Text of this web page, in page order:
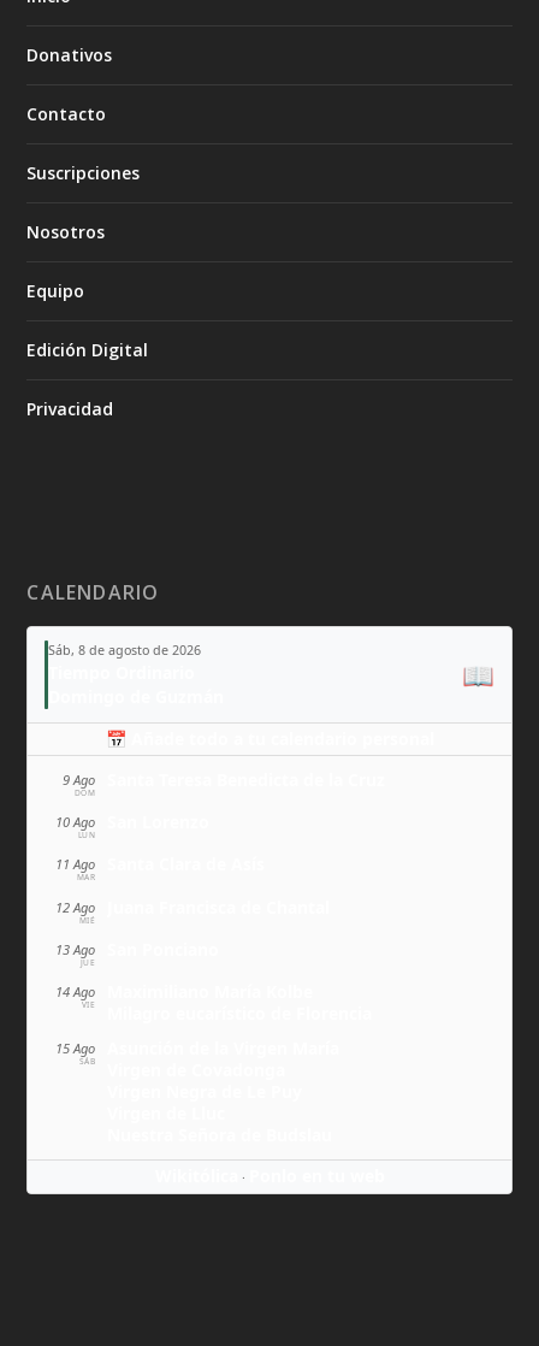
Donativos
Contacto
Suscripciones
Nosotros
Equipo
Edición Digital
Privacidad
CALENDARIO
Sáb, 8 de agosto de 2026
📖
📅 Añade todo a tu calendario personal
9 Ago
DOM
10 Ago
LUN
11 Ago
MAR
12 Ago
MIÉ
13 Ago
JUE
14 Ago
VIE
15 Ago
SÁB
·